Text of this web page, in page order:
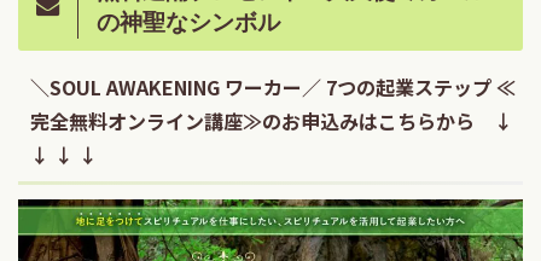
の神聖なシンボル
＼SOUL AWAKENING ワーカー／ 7つの起業ステップ ≪
完全無料オンライン講座≫のお申込みはこちらから ↓
↓ ↓ ↓